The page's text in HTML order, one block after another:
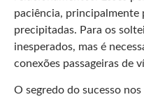
paciência, principalmente
precipitadas. Para os
inesperados, mas é
conexões passageiras de
O segredo do sucesso